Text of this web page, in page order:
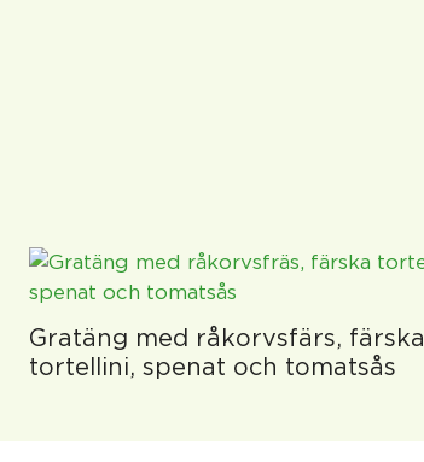
Gratäng med råkorvsfärs, färska
tortellini, spenat och tomatsås